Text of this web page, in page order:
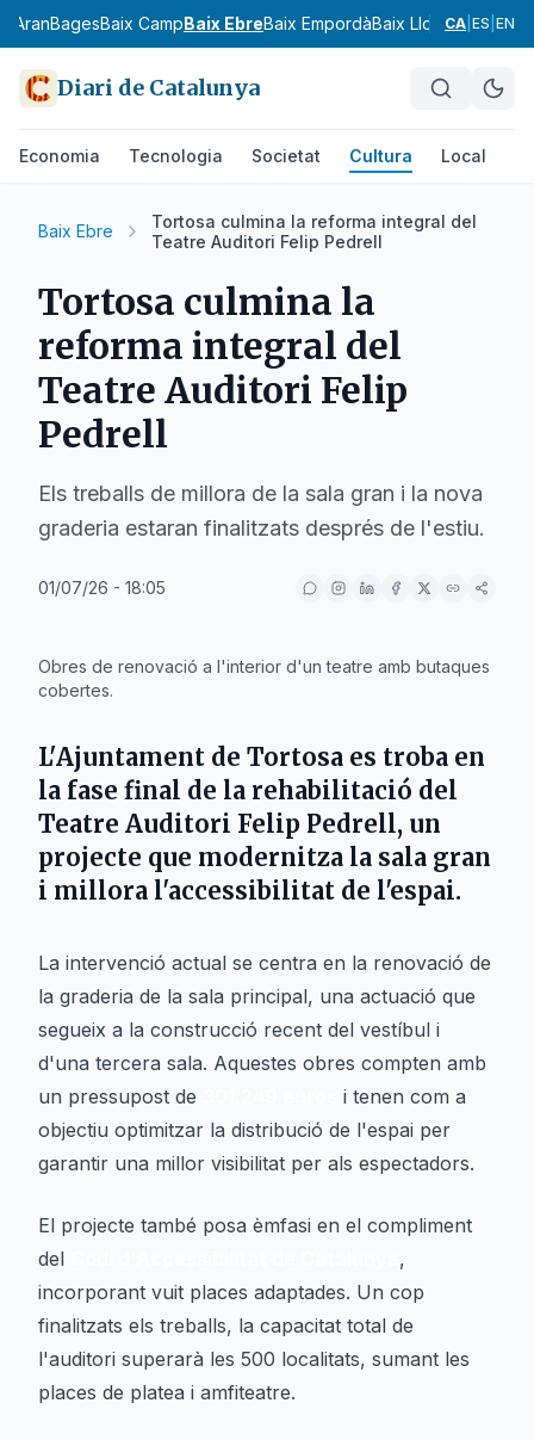
AranBagesBaix CampBaix EbreBaix EmpordàBaix LlobregatBaix
CA ES EN
Diari de Catalunya
Economia Tecnologia Societat Cultura Local
Baix Ebre
Tortosa culmina la reforma integral del
Teatre Auditori Felip Pedrell
Tortosa culmina la
reforma integral del
Teatre Auditori Felip
Pedrell
Els treballs de millora de la sala gran i la nova
graderia estaran finalitzats després de l'estiu.
01/07/26 - 18:05
Obres de renovació a l'interior d'un teatre amb butaques
cobertes.
L'Ajuntament de Tortosa es troba en
la fase final de la rehabilitació del
Teatre Auditori Felip Pedrell, un
projecte que modernitza la sala gran
i millora l'accessibilitat de l'espai.
La intervenció actual se centra en la renovació de
la graderia de la sala principal, una actuació que
segueix a la construcció recent del vestíbul i
d'una tercera sala. Aquestes obres compten amb
un pressupost de
i tenen com a
objectiu optimitzar la distribució de l'espai per
garantir una millor visibilitat per als espectadors.
El projecte també posa èmfasi en el compliment
del
,
incorporant vuit places adaptades. Un cop
finalitzats els treballs, la capacitat total de
l'auditori superarà les 500 localitats, sumant les
places de platea i amfiteatre.